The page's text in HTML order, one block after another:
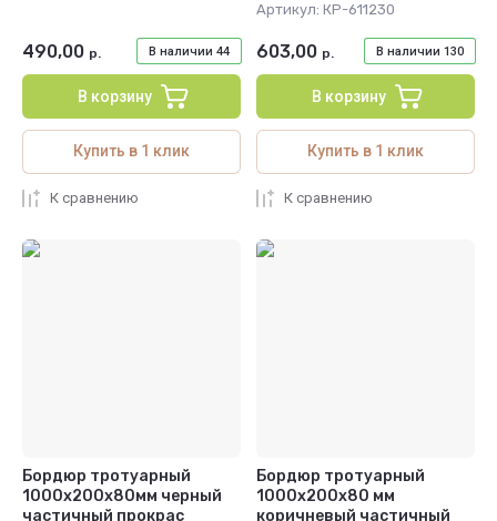
В наличии 44
490,00 р.
В корзину
Купить в 1 клик
К сравнению
Артикул: КР-611230
В наличии 130
603,00 р.
В корзину
Купить в 1 клик
К сравнению
Бордюр тротуарный
1000х200х80мм черный
частичный прокрас
Бордюр тротуарный
1000х200х80 мм
коричневый частичный